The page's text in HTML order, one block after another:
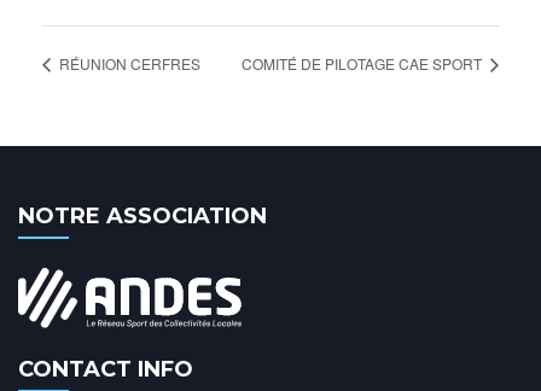
RÉUNION CERFRES COMITÉ DE PILOTAGE CAE SPORT
NOTRE ASSOCIATION
CONTACT INFO